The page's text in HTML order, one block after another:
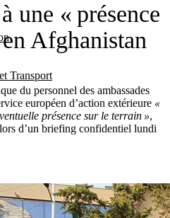
Transport
une « présence
Afghanistan
du personnel des ambassades
européen d’action extérieure «
présence sur le terrain »,
d’un briefing confidentiel lundi